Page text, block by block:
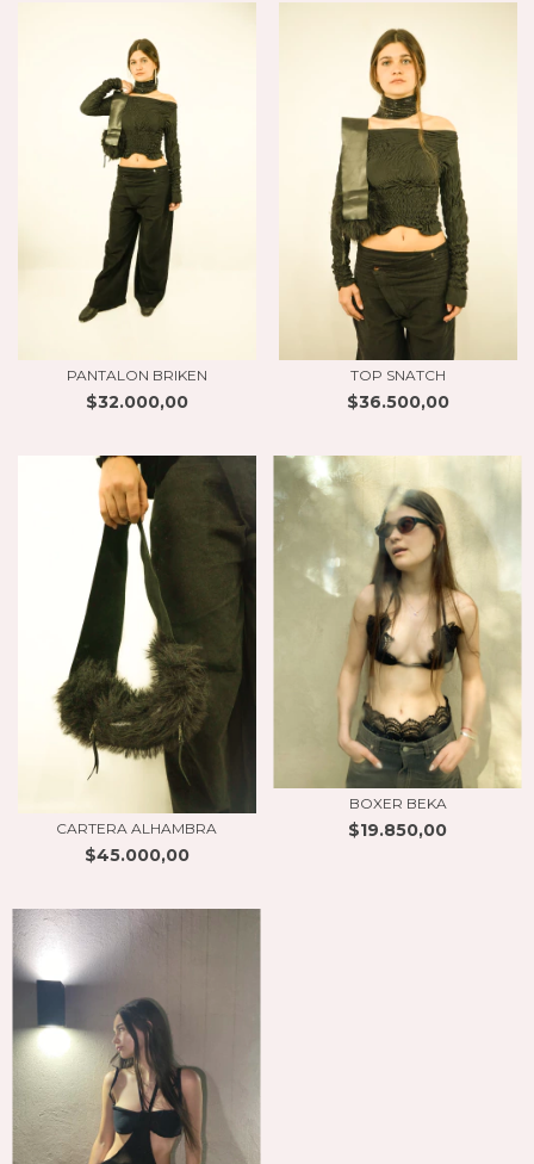
PANTALON BRIKEN
$32.000,00
TOP SNATCH
$36.500,00
CARTERA ALHAMBRA
$45.000,00
BOXER BEKA
$19.850,00